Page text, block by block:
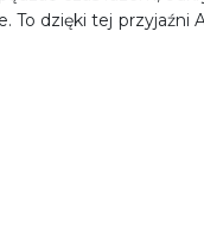
To dzięki tej przyjaźni